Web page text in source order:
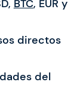
BTC, EUR y
directos
del